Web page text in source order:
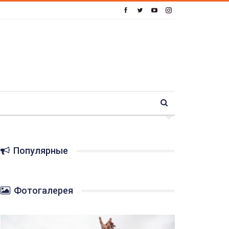
Популярные
Фотогалерея